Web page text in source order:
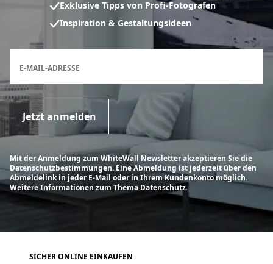
Exklusive Tipps von Profi-Fotografen
Inspiration & Gestaltungsideen
E-MAIL-ADRESSE
Jetzt anmelden
Mit der Anmeldung zum WhiteWall Newsletter akzeptieren Sie die
Datenschutzbestimmungen. Eine Abmeldung ist jederzeit über den
Abmeldelink in jeder E-Mail oder in Ihrem Kundenkonto möglich.
Weitere Informationen zum Thema Datenschutz.
SICHER ONLINE EINKAUFEN